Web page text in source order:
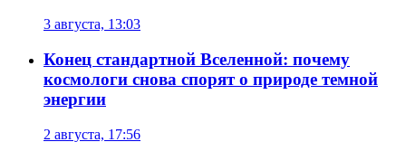
3 августа, 13:03
Конец стандартной Вселенной: почему
космологи снова спорят о природе темной
энергии
2 августа, 17:56